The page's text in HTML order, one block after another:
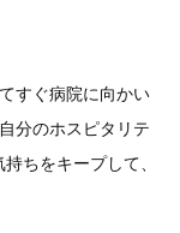
すぐ病院に向かい
分のホスピタリテ
ちをキープして、